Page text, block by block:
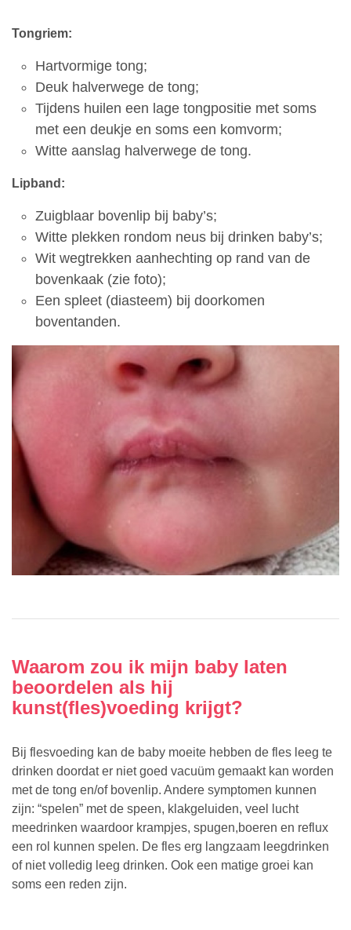
Tongriem:
Hartvormige tong;
Deuk halverwege de tong;
Tijdens huilen een lage tongpositie met soms
met een deukje en soms een komvorm;
Witte aanslag halverwege de tong.
Lipband:
Zuigblaar bovenlip bij baby’s;
Witte plekken rondom neus bij drinken baby’s;
Wit wegtrekken aanhechting op rand van de
bovenkaak (zie foto);
Een spleet (diasteem) bij doorkomen
boventanden.
Waarom zou ik mijn baby laten
beoordelen als hij
kunst(fles)voeding krijgt?
Bij flesvoeding kan de baby moeite hebben de fles leeg te
drinken doordat er niet goed vacuüm gemaakt kan worden
met de tong en/of bovenlip. Andere symptomen kunnen
zijn: “spelen” met de speen, klakgeluiden, veel lucht
meedrinken waardoor krampjes, spugen,boeren en reflux
een rol kunnen spelen. De fles erg langzaam leegdrinken
of niet volledig leeg drinken. Ook een matige groei kan
soms een reden zijn.